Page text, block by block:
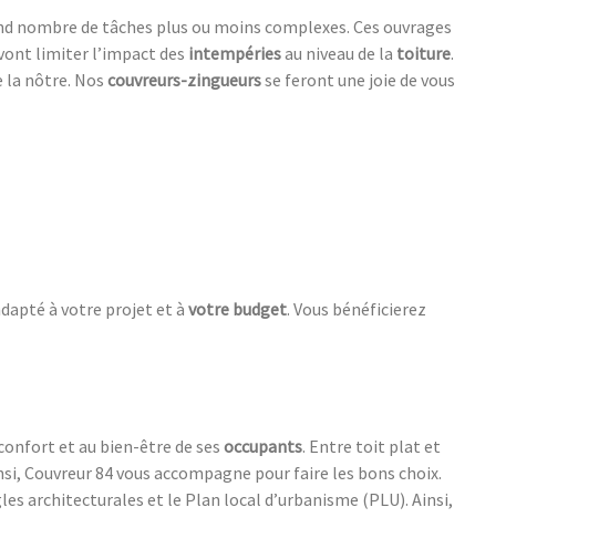
nombre de tâches plus ou moins complexes. Ces ouvrages
limiter l’impact des intempériesau niveau de la toiture.
nôtre. Noscouvreurs-zingueursse feront une joie de vous
à votre projet et àvotre budget. Vous bénéficierez
et au bien-être de ses occupants. Entre toit plat et
Couvreur 84 vous accompagne pour faire les bons choix.
architecturales et le Plan local d’urbanisme (PLU). Ainsi,